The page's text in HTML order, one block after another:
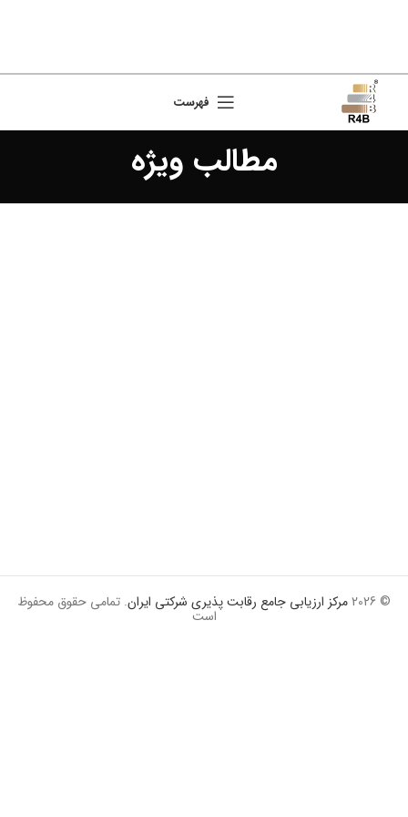
فهرست
مطالب ویژه
© 2026 مرکز ارزیابی جامع رقابت پذیری شرکتی ایران. تمامی حقوق محفوظ
است